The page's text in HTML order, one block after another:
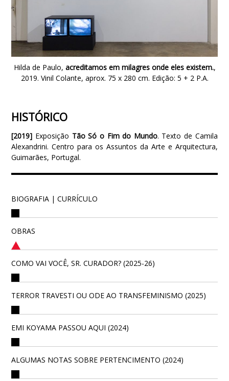
Hilda de Paulo, acreditamos em milagres onde eles existem.,
2019. Vinil Colante, aprox. 75 x 280 cm. Edição: 5 + 2 P.A.
HISTÓRICO
[2019] Exposição Tão Só o Fim do Mundo. Texto de Camila
Alexandrini. Centro para os Assuntos da Arte e Arquitectura,
Guimarães, Portugal.
BIOGRAFIA | CURRÍCULO
OBRAS
COMO VAI VOCÊ, SR. CURADOR? (2025-26)
TERROR TRAVESTI OU ODE AO TRANSFEMINISMO (2025)
EMI KOYAMA PASSOU AQUI (2024)
ALGUMAS NOTAS SOBRE PERTENCIMENTO (2024)